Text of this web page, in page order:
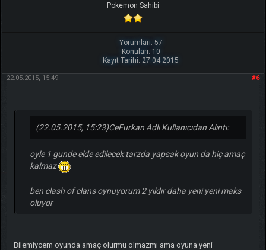
Pokemon Sahibi
Yorumları: 57
Konuları: 10
Kayıt Tarihi: 27.04.2015
#6
22.05.2015, 15:49
(22.05.2015, 15:23)CeFurkan Adlı Kullanıcıdan Alıntı:
oyle 1 gunde elde edilecek tarzda yapsak oyun da hiç amaç
kalmaz
ben clash of clans oynuyorum 2 yıldır daha yeni yeni maks
oluyor
Bilemiycem oyunda amaç olurmu olmazmı ama oyuna yeni